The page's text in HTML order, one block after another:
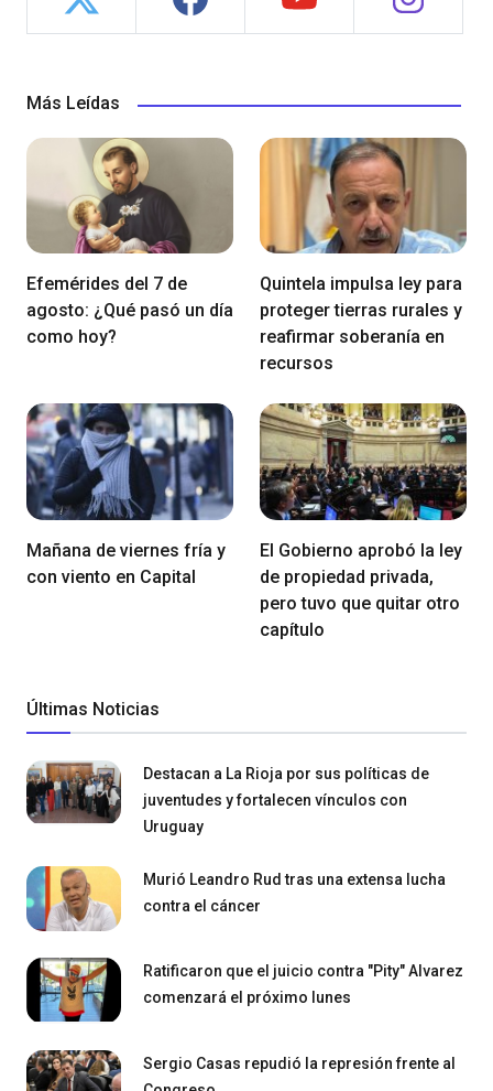
Más Leídas
Efemérides del 7 de
agosto: ¿Qué pasó un día
como hoy?
Quintela impulsa ley para
proteger tierras rurales y
reafirmar soberanía en
recursos
Mañana de viernes fría y
con viento en Capital
El Gobierno aprobó la ley
de propiedad privada,
pero tuvo que quitar otro
capítulo
Últimas Noticias
Destacan a La Rioja por sus políticas de
juventudes y fortalecen vínculos con
Uruguay
Murió Leandro Rud tras una extensa lucha
contra el cáncer
Ratificaron que el juicio contra "Pity" Alvarez
comenzará el próximo lunes
Sergio Casas repudió la represión frente al